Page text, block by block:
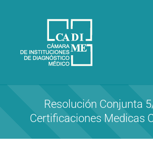
CA.DI.ME.
Cámara de Instituciones de Diagnóstico
Resolución Conjunta
Certificaciones Medicas